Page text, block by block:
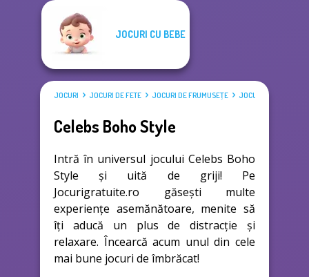
JOCURI CU BEBE
JOCURI JOCURI DE FETE JOCURI DE FRUMUSEŢE JOCURI DE ÎMBRĂCAT
Celebs Boho Style
Intră în universul jocului Celebs Boho
Style și uită de griji! Pe
Jocurigratuite.ro găsești multe
experiențe asemănătoare, menite să
îți aducă un plus de distracție și
relaxare. Încearcă acum unul din cele
mai bune jocuri de îmbrăcat!